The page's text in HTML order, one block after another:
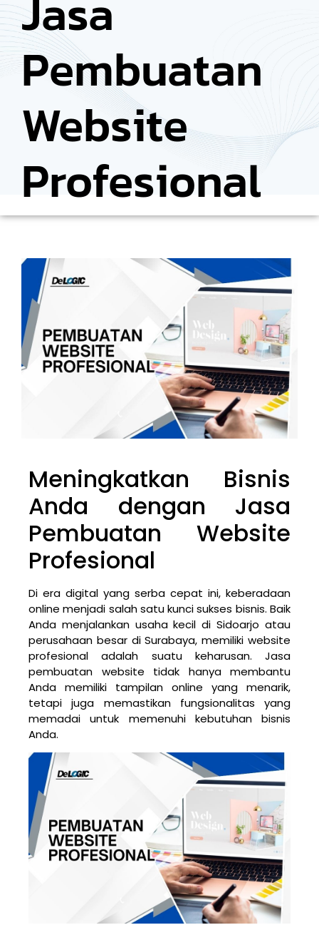
Pembuatan
Website
Profesional
Meningkatkan Bisnis
Anda dengan Jasa
Pembuatan Website
Profesional
Di era digital yang serba cepat ini, keberadaan
online menjadi salah satu kunci sukses bisnis. Baik
Anda menjalankan usaha kecil di Sidoarjo atau
perusahaan besar di Surabaya, memiliki website
profesional adalah suatu keharusan. Jasa
pembuatan website tidak hanya membantu
Anda memiliki tampilan online yang menarik,
tetapi juga memastikan fungsionalitas yang
memadai untuk memenuhi kebutuhan bisnis
Anda.